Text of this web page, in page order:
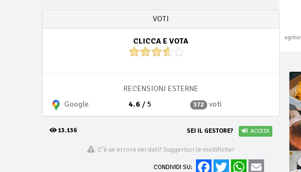
VOTI
CLICCA E VOTA
RECENSIONI ESTERNE
Google
4.6/ 5 372 voti
13.136 SEI IL GESTORE? ACCEDI
C'è un errore nei dati? Suggerisci le modifiche!
CONDIVIDI SU: FacebookTwitter WhatsApp